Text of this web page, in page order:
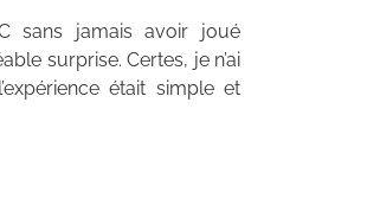
sans jamais avoir joué
surprise. Certes, je n’ai
était simple et